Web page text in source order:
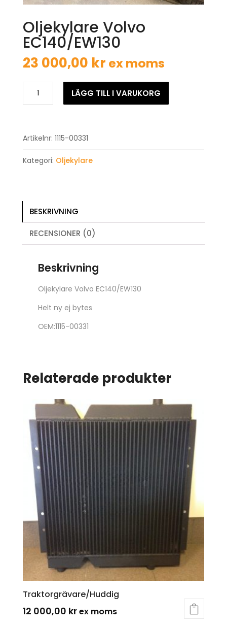
Oljekylare Volvo
EC140/EW130
23 000,00 kr
Volvo
LÄGG TILL I VARUKORG
Artikelnr: 1115-00331
Kategori: Oljekylare
BESKRIVNING
RECENSIONER (0)
Beskrivning
Oljekylare Volvo EC140/EW130
Helt ny ej bytes
OEM:1115-00331
Relaterade produkter
Traktorgrävare/Huddig
12 000,00 kr